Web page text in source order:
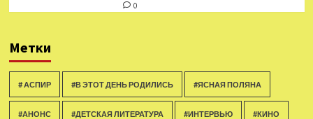
0
Метки
# АСПИР #В ЭТОТ ДЕНЬ РОДИЛИСЬ #ЯСНАЯ ПОЛЯНА
#АНОНС #ДЕТСКАЯ ЛИТЕРАТУРА #ИНТЕРВЬЮ #КИНО